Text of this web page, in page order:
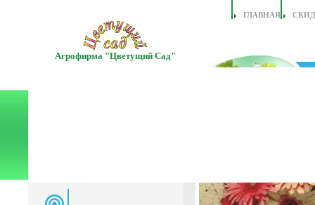
Агрофирма "Цветущий Сад"
ГЛАВНАЯ